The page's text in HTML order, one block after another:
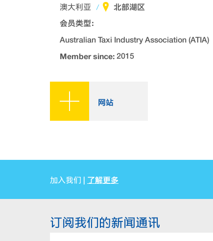
澳大利亚
北部湖区
会员类型：
Australian Taxi Industry Association (ATIA)
Member since: 2015
网站
加入我们 | 了解更多
订阅我们的新闻通讯